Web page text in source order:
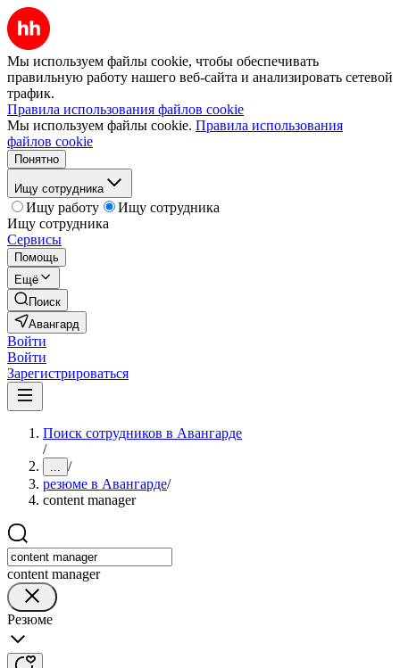
Мы используем файлы cookie, чтобы обеспечивать
правильную работу нашего веб-сайта и анализировать сетевой
трафик.
Правила использования файлов cookie
Мы используем файлы cookie. Правила использования
файлов cookie
Понятно
Ищу сотрудника
Ищу работу
Ищу сотрудника
Ищу сотрудника
Сервисы
Помощь
Ещё
Поиск
Авангард
Войти
Войти
Зарегистрироваться
Поиск сотрудников в Авангарде
/
... /
резюме в Авангарде/
content manager
content manager
Резюме